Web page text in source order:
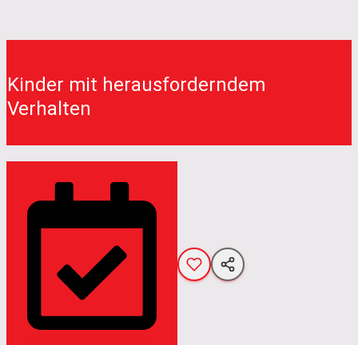
Kinder mit herausforderndem
Verhalten